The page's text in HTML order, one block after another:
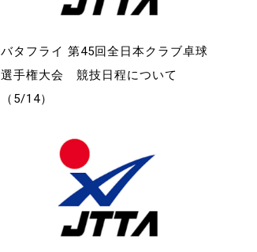
バタフライ 第45回全日本クラブ卓球
選手権大会 競技日程について
（5/14）